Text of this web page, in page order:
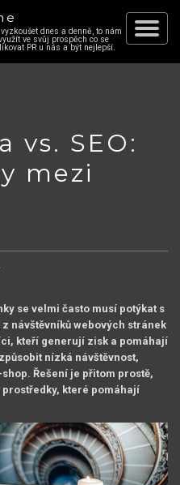
Toggle
dnes a denně, to nám
ve svůj prospěch co se
PR u nás a být nejlepší.
vs. SEO:
mezi
se velmi často musí potýkat s
návštěvníků webových stránek
kteří generují zisk a pomáhají
nízká návštěvnost,
Řešení je přitom prostě,
které pomáhají